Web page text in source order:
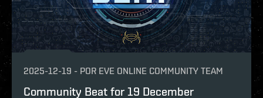
2025-12-19 - POR EVE ONLINE COMMUNITY TEAM
Community Beat for 19 December